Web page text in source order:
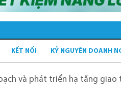
KẾT NỐI KỶ NGUYÊN DOANH
giao thông tĩnh xanh